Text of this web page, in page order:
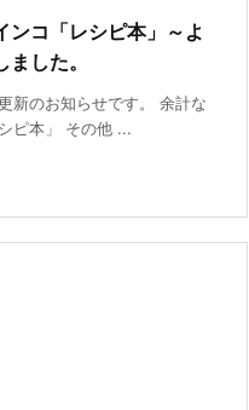
ンコ「レシピ本」～よ
した。
新のお知らせです。 余計な
ピ本」 その他 ...